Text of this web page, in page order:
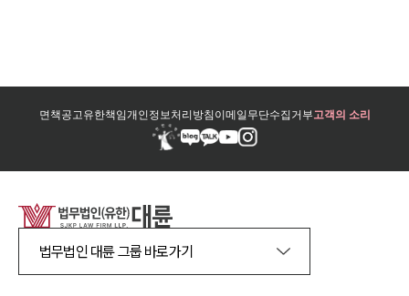
면책공고유한책임개인정보처리방침이메일무단수집거부고객의 소리
법무법인 대륜 그룹 바로가기